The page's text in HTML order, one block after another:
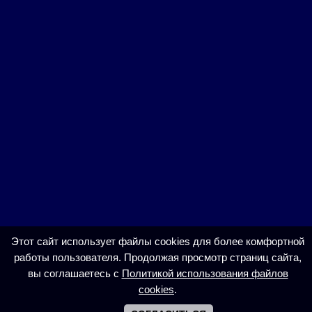
Этот сайт использует файлы cookies для более комфортной
работы пользователя. Продолжая просмотр страниц сайта,
вы соглашаетесь с Политикой использования файлов
cookies.